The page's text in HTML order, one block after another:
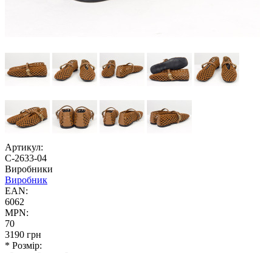
Артикул:
С-2633-04
Виробники
Виробник
EAN:
6062
MPN:
70
3190 грн
* Розмір: